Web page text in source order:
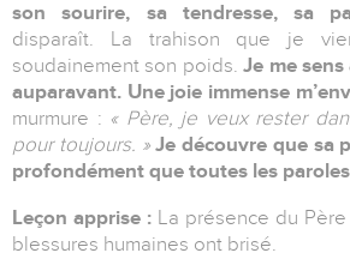
son sourire, sa tendresse, sa
disparaît. La trahison que je
soudainement son poids.Je me
auparavant. Une joie immense
murmure : « Père, je veux rester
pour toujours. » Je découvre que sa
profondément que toutes les
Leçon apprise : La présence du
blessures humaines ont brisé.